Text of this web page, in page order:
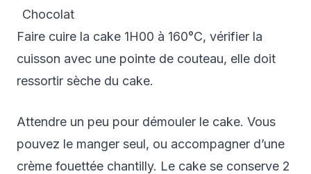
Chocolat
Faire cuire la cake 1H00 à 160°C, vérifier la
cuisson avec une pointe de couteau, elle doit
ressortir sèche du cake.
Attendre un peu pour démouler le cake. Vous
pouvez le manger seul, ou accompagner d’une
crème fouettée chantilly. Le cake se conserve 2